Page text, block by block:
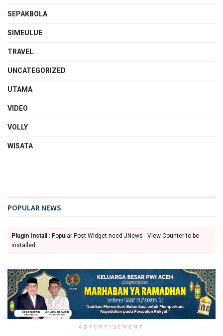
SEPAKBOLA
SIMEULUE
TRAVEL
UNCATEGORIZED
UTAMA
VIDEO
VOLLY
WISATA
POPULAR NEWS
Plugin Install
: Popular Post Widget need JNews - View Counter to be
installed
ADVERTISEMENT